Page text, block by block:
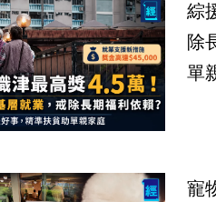
綜
除
單
寵